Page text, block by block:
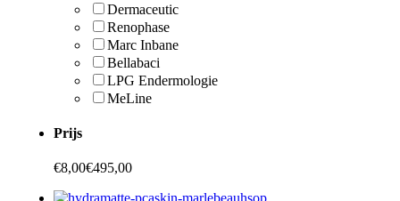
Dermaceutic
Renophase
Marc Inbane
Bellabaci
LPG Endermologie
MeLine
Prijs
€8,00€495,00